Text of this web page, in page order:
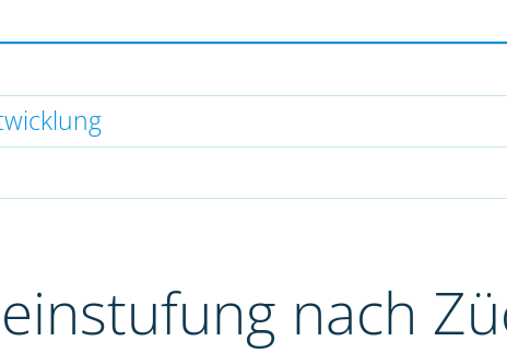
nach